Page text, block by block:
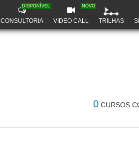
CONSULTORIA
DISPONÍVEL
VIDEO CALL
NOVO
TRILHAS
0 CURSOS